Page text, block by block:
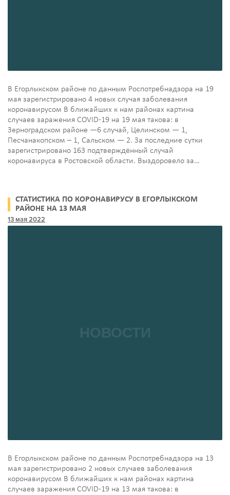
В Егорлыкском районе по данным Роспотребнадзора на 19
мая зарегистрировано 4 новых случая заболевания
коронавирусом В ближайших к нам районах картина
случаев заражения COVID-19 на 19 мая такова: в
Зерноградском районе —6 случай, Целинском — 1,
Песчанакопском – 1, Сальском — 2. За последние сутки
зарегистрировано 163 подтверждённый случай
коронавируса в Ростовской области. Выздоровело за…
СТАТИСТИКА ПО КОРОНАВИРУСУ В ЕГОРЛЫКСКОМ
РАЙОНЕ НА 13 МАЯ
13 мая 2022
В Егорлыкском районе по данным Роспотребнадзора на 13
мая зарегистрировано 2 новых случаев заболевания
коронавирусом В ближайших к нам районах картина
случаев заражения COVID-19 на 13 мая такова: в